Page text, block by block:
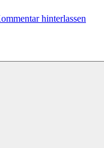
hinterlassen